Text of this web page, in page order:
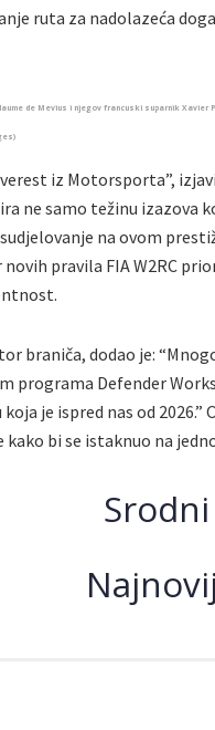
ruta za nadolazeća
de Mevius i njegov francuski suparnik
iz Motorsporta”,
ne samo težinu izazova
na ovom
pravila FIA W2RC
braniča, dodao je:
programa Defender
je ispred nas od 2026.”
kako bi se istaknuo na